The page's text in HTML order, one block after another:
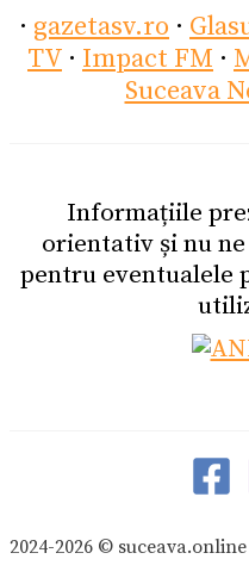
· gazetasv.ro ·
TV · Impact FM ·
Suceava
Informațiile
orientativ și nu
pentru eventualele
2024-2026 © suceava.online